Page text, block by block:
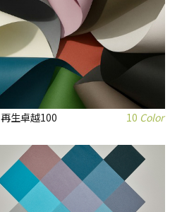
再生卓越100 10 Color